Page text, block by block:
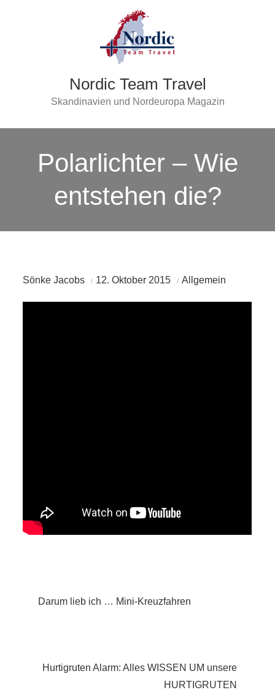
Nordic Team Travel
Skandinavien und Nordeuropa Magazin
Polarlichter – Wie
entstehen die?
Sönke Jacobs 12. Oktober 2015 Allgemein
Darum lieb ich … Mini-Kreuzfahren
Hurtigruten Alarm: Alles WISSEN UM unsere
HURTIGRUTEN